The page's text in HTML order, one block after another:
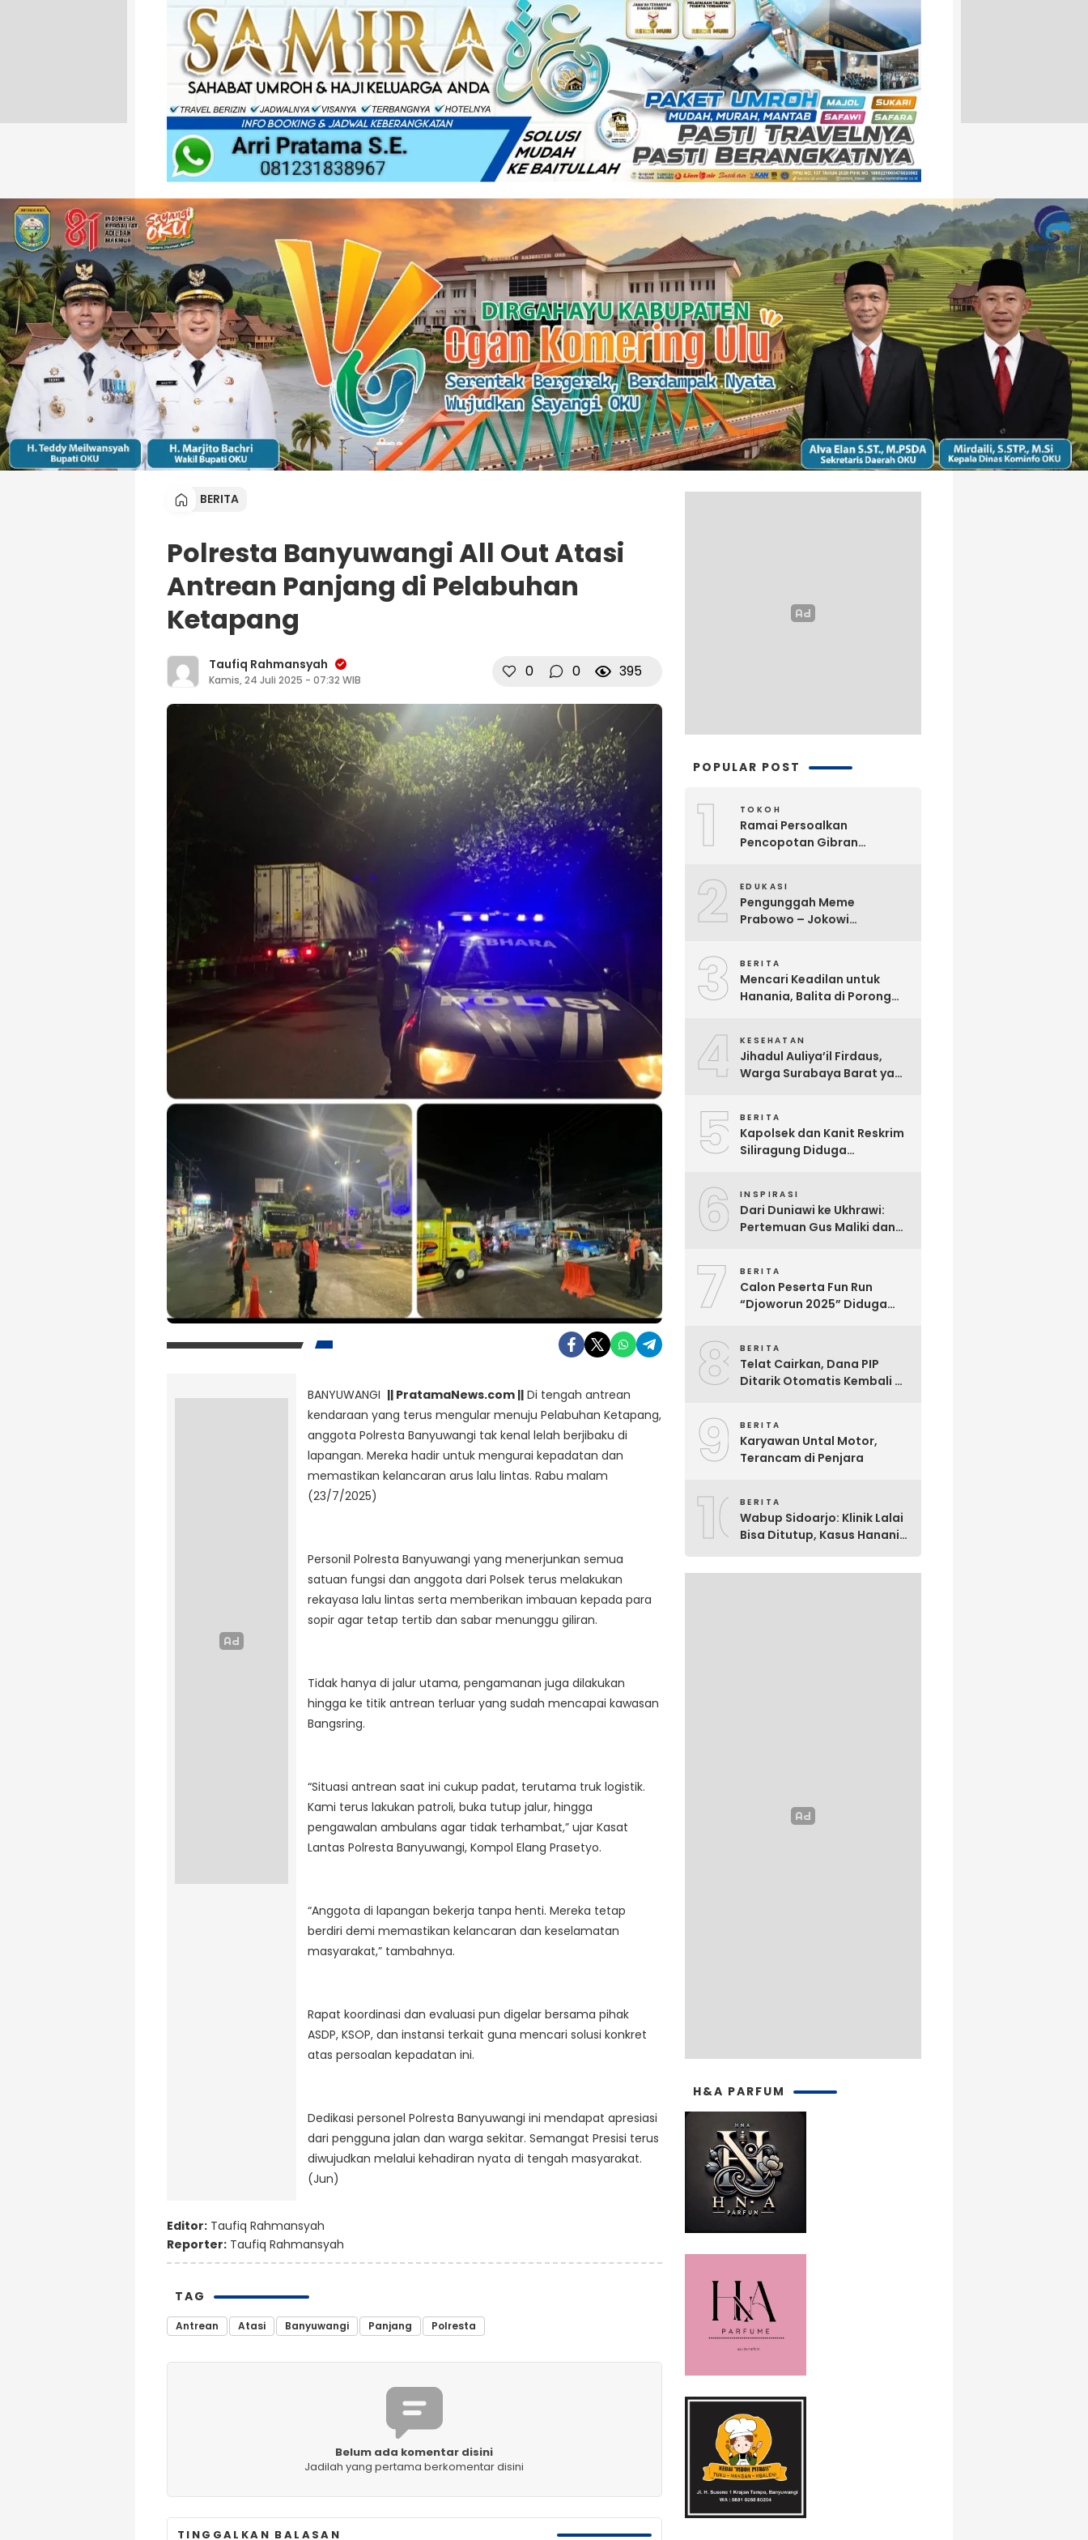
BERITA
Polresta Banyuwangi All Out Atasi
Antrean Panjang di Pelabuhan
Ketapang
Taufiq Rahmansyah
Kamis, 24 Juli 2025 - 07:32 WIB 0 0 395
BANYUWANGI || PratamaNews.com || Di tengah antrean
kendaraan yang terus mengular menuju Pelabuhan Ketapang,
anggota Polresta Banyuwangi tak kenal lelah berjibaku di
lapangan. Mereka hadir untuk mengurai kepadatan dan
memastikan kelancaran arus lalu lintas. Rabu malam
(23/7/2025)
Personil Polresta Banyuwangi yang menerjunkan semua
satuan fungsi dan anggota dari Polsek terus melakukan
rekayasa lalu lintas serta memberikan imbauan kepada para
sopir agar tetap tertib dan sabar menunggu giliran.
Tidak hanya di jalur utama, pengamanan juga dilakukan
hingga ke titik antrean terluar yang sudah mencapai kawasan
Bangsring.
“Situasi antrean saat ini cukup padat, terutama truk logistik.
Kami terus lakukan patroli, buka tutup jalur, hingga
pengawalan ambulans agar tidak terhambat,” ujar Kasat
Lantas Polresta Banyuwangi, Kompol Elang Prasetyo.
“Anggota di lapangan bekerja tanpa henti. Mereka tetap
berdiri demi memastikan kelancaran dan keselamatan
masyarakat,” tambahnya.
Rapat koordinasi dan evaluasi pun digelar bersama pihak
ASDP, KSOP, dan instansi terkait guna mencari solusi konkret
atas persoalan kepadatan ini.
Dedikasi personel Polresta Banyuwangi ini mendapat apresiasi
dari pengguna jalan dan warga sekitar. Semangat Presisi terus
diwujudkan melalui kehadiran nyata di tengah masyarakat.
(Jun)
Editor: Taufiq Rahmansyah
Reporter: Taufiq Rahmansyah
TAG
Antrean Atasi Banyuwangi Panjang Polresta
Belum ada komentar disini
Jadilah yang pertama berkomentar disini
TINGGALKAN BALASAN
POPULAR POST
1 TOKOH
Ramai Persoalkan
Pencopotan Gibran
Angkat Bicara
2 EDUKASI
Pengunggah Meme
Prabowo – Jokowi
3 BERITA
Mencari Keadilan untuk
Hanania, Balita di Porong
4 KESEHATAN
Jihadul Auliya’il Firdaus,
Warga Surabaya Barat yang
5 BERITA
Kapolsek dan Kanit Reskrim
Siliragung Diduga
6 INSPIRASI
Dari Duniawi ke Ukhrawi:
Pertemuan Gus Maliki dan
7 BERITA
Calon Peserta Fun Run
“Djoworun 2025” Diduga
8 BERITA
Telat Cairkan, Dana PIP
Ditarik Otomatis Kembali Ke
9 BERITA
Karyawan Untal Motor,
Terancam di Penjara
10BERITA
Wabup Sidoarjo: Klinik Lalai
Bisa Ditutup, Kasus Hanania
H&A PARFUM